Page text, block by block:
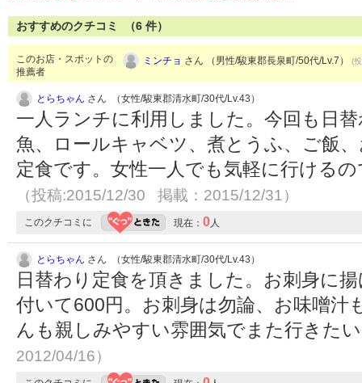
おすすめのクチコミ （6 件）
このお店・スポットの
推薦者
ミンチョ さん （男性/駿東郡長泉町/50代/Lv.7） (
とらちゃん さん （女性/駿東郡清水町/30代/Lv.43）
一人ランチに利用しました。今回も日
魚、ロールキャベツ、煮とうふ、ご飯
定食です。女性一人でも気軽に行ける
（投稿:2015/12/30 掲載：2015/12/31）
このクチコミに 現在： 0人
とらちゃん さん （女性/駿東郡清水町/30代/Lv.43）
日替わり定食を頂きました。お刺身に
付いて600円。お刺身は勿論、お味噌汁
んも親しみやすい雰囲気でまた行きた
2012/04/16）